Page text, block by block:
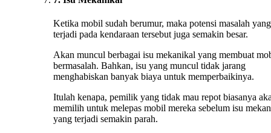
Ketika mobil sudah berumur, maka potensi masalah yang
terjadi pada kendaraan tersebut juga semakin besar.
Akan muncul berbagai isu mekanikal yang membuat
bermasalah. Bahkan, isu yang muncul tidak jarang
menghabiskan banyak biaya untuk memperbaikinya.
Itulah kenapa, pemilik yang tidak mau repot biasanya
memilih untuk melepas mobil mereka sebelum isu
yang terjadi semakin parah.